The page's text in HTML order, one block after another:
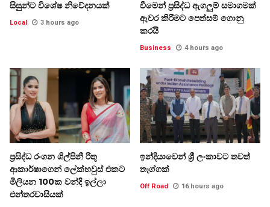
සිසුන්ට විශේෂ නිවේදනයක්
Local 3 hours ago
වීමෙන් ප්‍රසිද්ධ ඇගලුම් සමාගමක්
ඈවර කිරීමට පෙත්සම් ගොනු
කරයි
Business 4 hours ago
ප්‍රසිද්ධ රංගන ශිල්පිනී රිතූ
ආකාර්ෂාගෙන් ලේක්හවුස් එකට
මිලියන 100ක වන්දි ඉල්ලා
එන්තරවාසියක්
ඉන්දියාවෙන් ශ්‍රී ලංකාවට තවත්
තෑග්ගක්
Off Road 16 hours ago